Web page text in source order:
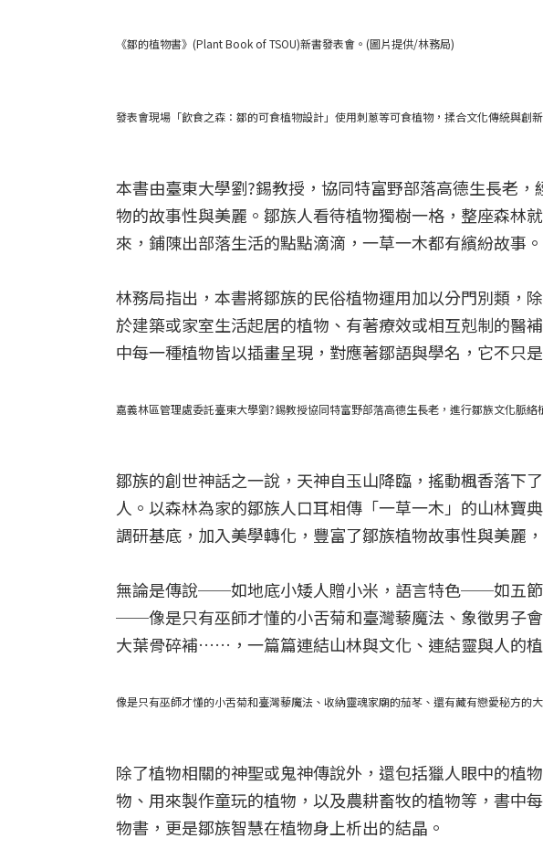
《鄒的植物書》(Plant Book of TSOU)新書發表會。(圖片提供/林務局)
發表會現場「飲食之森：鄒的可食植物設計」使用刺蔥等可食植物，揉合文化傳統與創
本書由臺東大學劉?錫教授，協同特富野部落高德生長老
物的故事性與美麗。鄒族人看待植物獨樹一格，整座森林
來，鋪陳出部落生活的點點滴滴，一草一木都有繽紛故事。
林務局指出，本書將鄒族的民俗植物運用加以分門別類，
於建築或家室生活起居的植物、有著療效或相互剋制的醫
中每一種植物皆以插畫呈現，對應著鄒語與學名，它不只
嘉義林區管理處委託臺東大學劉?錫教授協同特富野部落高德生長老，進行鄒族文化脈
鄒族的創世神話之一說，天神自玉山降臨，搖動楓香落下
人。以森林為家的鄒族人口耳相傳「一草一木」的山林寶
調研基底，加入美學轉化，豐富了鄒族植物故事性與美麗
無論是傳說──如地底小矮人贈小米，語言特色──如五節
──像是只有巫師才懂的小舌菊和臺灣藜魔法、象徵男子
大葉骨碎補……，一篇篇連結山林與文化、連結靈與人的
像是只有巫師才懂的小舌菊和臺灣藜魔法、收納靈魂家廟的茄苳、還有藏有戀愛秘方
除了植物相關的神聖或鬼神傳說外，還包括獵人眼中的植
物、用來製作童玩的植物，以及農耕畜牧的植物等，書中
物書，更是鄒族智慧在植物身上析出的結晶。